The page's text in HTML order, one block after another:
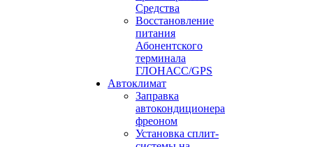
Средства
Восстановление
питания
Абонентского
терминала
ГЛОНАСС/GPS
Автоклимат
Заправка
автокондиционера
фреоном
Установка сплит-